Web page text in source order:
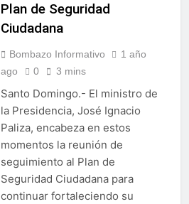
Plan de Seguridad
Ciudadana
Bombazo Informativo
1 año
ago
0 3 mins
Santo Domingo.- El ministro de
la Presidencia, José Ignacio
Paliza, encabeza en estos
momentos la reunión de
seguimiento al Plan de
Seguridad Ciudadana para
continuar fortaleciendo su